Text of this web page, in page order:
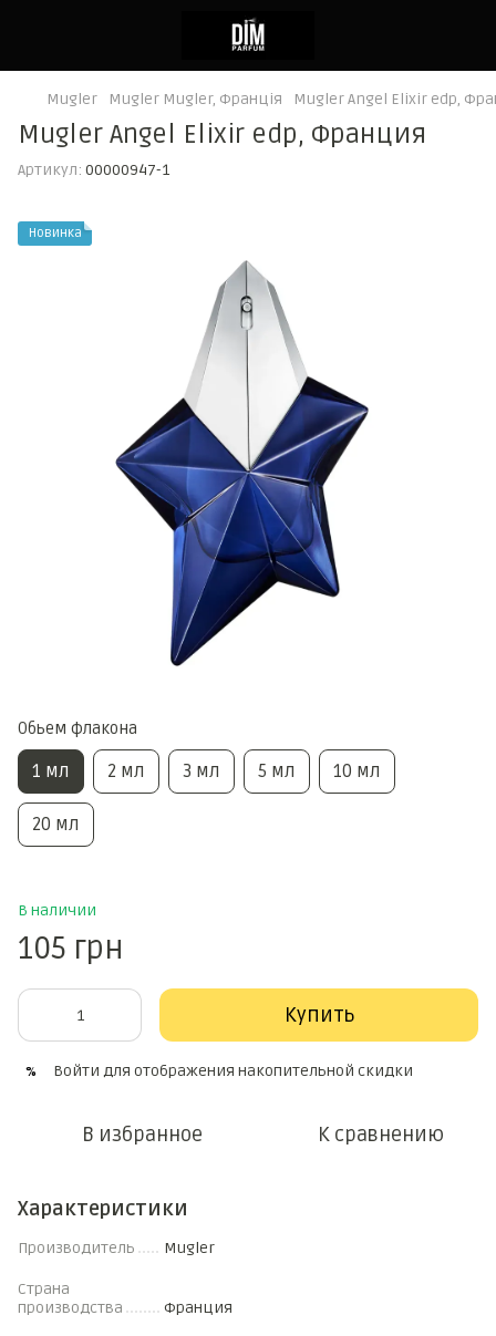
Mugler Mugler Mugler, Франція Mugler Angel Elixir edp,
Mugler Angel Elixir edp, Франция
Артикул: 00000947-1
Новинка
Обьем флакона
1 мл 2 мл 3 мл 5 мл 10 мл
20 мл
В наличии
105 грн
Купить
% Войти для отображения накопительной скидки
В избранное К сравнению
Характеристики
Производитель Mugler
Страна
производства
Франция